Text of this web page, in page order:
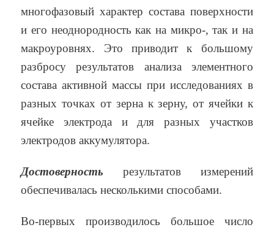
многофазовый характер состава поверхности
и его неоднородность как на микро-, так и на
макроуровнях. Это приводит к большому
разбросу результатов анализа элементного
состава активной массы при исследованиях в
разных точках от зерна к зерну, от ячейки к
ячейке электрода и для разных участков
электродов аккумулятора.
Достоверность результатов измерений
обеспечивалась несколькими способами.
Во-первых производилось большое число